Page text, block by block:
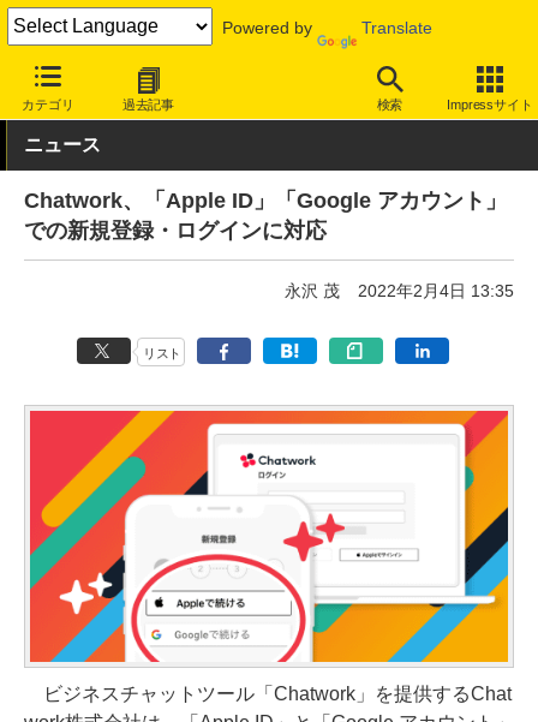
Powered by Translate
カテゴリ 過去記事 検索 Impressサイト
INTERNET Watch サービス/ソフト ソフトウェア ビジネスソ
ニュース
Chatwork、「Apple ID」「Google アカウント」
での新規登録・ログインに対応
永沢 茂 2022年2月4日 13:35
リスト
ビジネスチャットツール「Chatwork」を提供するChat